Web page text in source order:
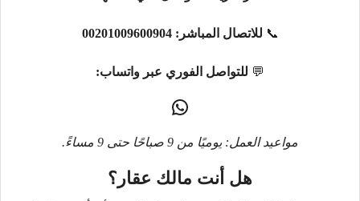
📞 للاتصال المباشر: 00201009600904
💬 للتواصل الفوري عبر واتساب:
مواعيد العمل: يوميًا من 9 صباحًا حتى 9 مساءً.
هل أنت مالك عقار؟